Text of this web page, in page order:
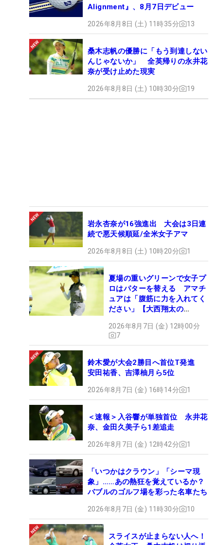
Alignment』、8月7日デビュー
2026年8月8日 (土) 11時35分 13
桑木志帆の優勝に「もう到達しない
んじゃないか」 全英帰りの永井花
奈が受け止めた現実
2026年8月8日 (土) 10時30分 19
岩永杏奈が16強進出 大会は3日連
続で悪天候順延/全米女子アマ
2026年8月8日 (土) 10時20分 1
夏場の重いグリーンで女子プ
ロはパターを替える アマチ
ュアは「腹筋に力を入れてく
ださい」【大西翔太の
2026年8月7日 (金) 12時00分
7
鈴木愛が大会2勝目へ首位T発進
安田祐香、吉澤柚月ら5位
2026年8月7日 (金) 16時14分 1
＜速報＞入谷響が単独首位 永井花
奈、金田久美子ら1差追走
2026年8月7日 (金) 12時42分 1
「いつかはクラウン」「シーマ現
象」……あの熱狂を覚えているか？
バブルのゴルフ場を彩った名車たち
2026年8月7日 (金) 11時30分 10
スライスが止まらない人へ！